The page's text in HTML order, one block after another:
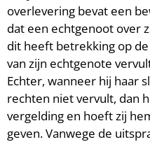
overlevering bevat een
dat een echtgenoot over
dit heeft betrekking op
van zijn echtgenote
Echter, wanneer hij haar
rechten niet vervult, dan
vergelding en hoeft zij